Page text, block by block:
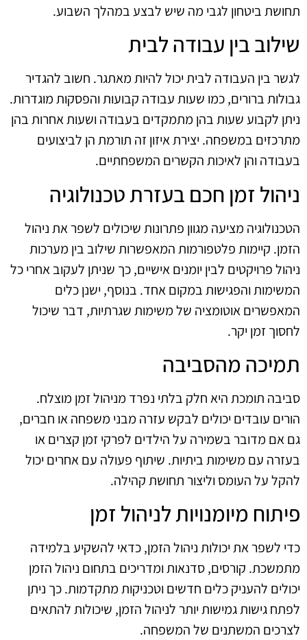
תחושת ביטחון לגבי מה שיש לבצע במהלך השבוע.
שילוב בין עבודה לבית
לגשר בין העבודה לבית יכול להיות מאתגר. חשוב להגדיר
גבולות ברורים, כמו שעות עבודה קבועות והפסקות מוגדרות.
ניתן לקבוע שעות בהן מתמקדים בעבודה ושעות אחרות בהן
מתרכזים במשפחה. יצירת איזון זה תורמת הן לביצועים
בעבודה והן לאיכות הקשרים המשפחתיים.
ניהול זמן חכם בעזרת טכנולוגיה
הטכנולוגיה מציעה מגוון פתרונות שיכולים לשפר את ניהול
הזמן. קיימות פלטפורמות המאפשרות שילוב בין מערכות
ניהול פרויקטים לבין יומנים אישיים, כך שניתן לעקוב אחרי כל
המשימות והפגישות במקום אחד. בנוסף, ישנן כלים
המאפשרים אוטומציה של משימות שגרתיות, דבר שיכול
לחסוך זמן יקר.
תמיכה מהסביבה
סביבה תומכת היא חלק בלתי נפרד מניהול זמן מוצלח.
הורים עובדים יכולים לבקש עזרה מבני משפחה או חברים,
גם אם מדובר בשמירה על הילדים לפרקי זמן קצרים או
בעזרה עם משימות ביתיות. שיתוף פעולה עם אחרים יכול
להקל על העומס וליצור תחושת קהילה.
פיתוח מיומנויות לניהול זמן
כדי לשפר את יכולות ניהול הזמן, כדאי להשקיע בלמידה
מתמשכת. קורסים, סדנאות ומדריכים בתחום ניהול הזמן
יכולים להעניק כלים חדשים וטכניקות מתקדמות. כך ניתן
לפתח גישות גמישות יותר לניהול הזמן, שיכולות להתאים
לצרכים המשתנים של המשפחה.